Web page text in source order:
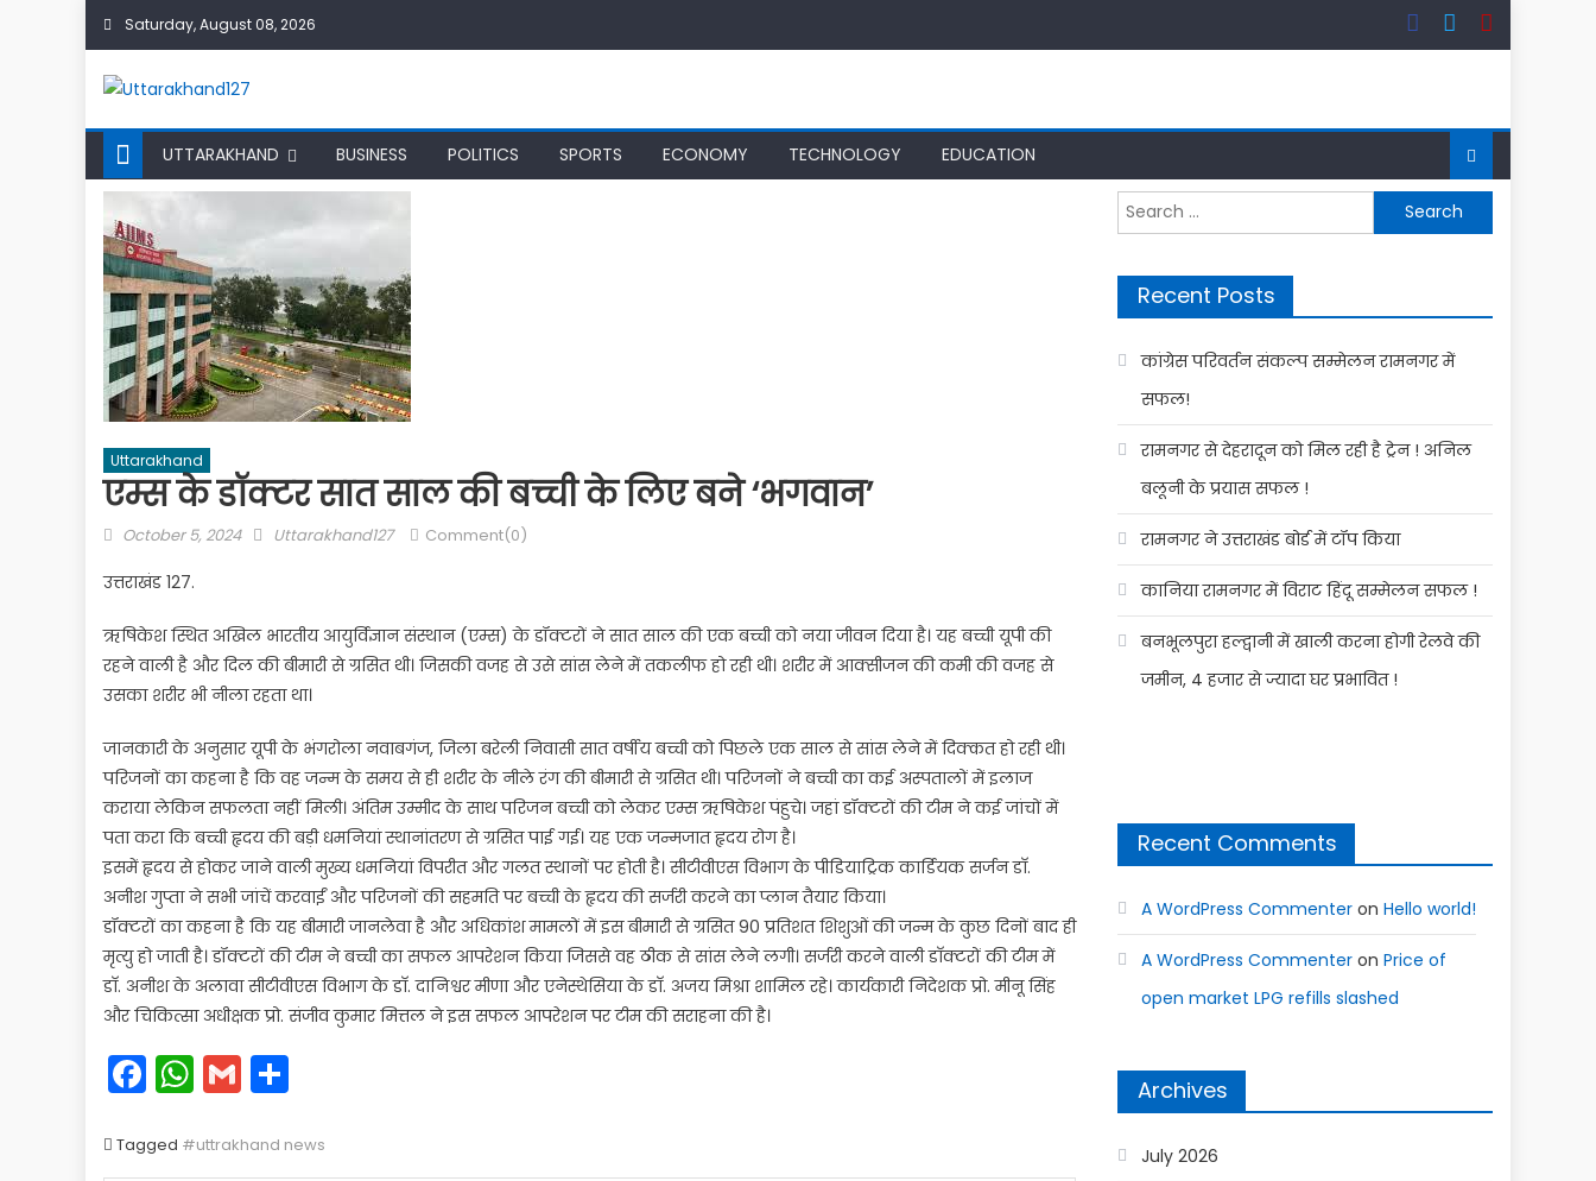
Skip
content
Saturday, August 08, 2026
UTTARAKHAND BUSINESS POLITICS SPORTS ECONOMY TECHNOLOGY EDUCATION
Uttarakhand
एम्स के डॉक्टर सात साल की बच्ची के लिए बने ‘भगवान’
Posted
October 5, 2024 Author
Uttarakhand127 Comment(0)
उत्तराखंड 127.
ऋषिकेश स्थित अखिल भारतीय आयुर्विज्ञान संस्थान (एम्स) के डॉक्टरों ने सात साल की एक बच्ची को नया जीवन दिया है। यह बच्ची यूपी की
रहने वाली है और दिल की बीमारी से ग्रसित थी। जिसकी वजह से उसे सांस लेने में तकलीफ हो रही थी। शरीर में आक्सीजन की कमी की वजह से
उसका शरीर भी नीला रहता था।
जानकारी के अनुसार यूपी के भंगरोला नवाबगंज, जिला बरेली निवासी सात वर्षीय बच्ची को पिछले एक साल से सांस लेने में दिक्कत हो रही थी।
परिजनों का कहना है कि वह जन्म के समय से ही शरीर के नीले रंग की बीमारी से ग्रसित थी। परिजनों ने बच्ची का कई अस्पतालों में इलाज
कराया लेकिन सफलता नहीं मिली। अंतिम उम्मीद के साथ परिजन बच्ची को लेकर एम्स ऋषिकेश पंहुचे। जहां डॉक्टरों की टीम ने कई जांचों में
पता करा कि बच्ची हृदय की बड़ी धमनियां स्थानांतरण से ग्रसित पाई गई। यह एक जन्मजात हृदय रोग है।
इसमें हृदय से होकर जाने वाली मुख्य धमनियां विपरीत और गलत स्थानों पर होती है। सीटीवीएस विभाग के पीडियाट्रिक कार्डियक सर्जन डाॅ.
अनीश गुप्ता ने सभी जांचें करवाईं और परिजनों की सहमति पर बच्ची के हृदय की सर्जरी करने का प्लान तैयार किया।
डॉक्टरों का कहना है कि यह बीमारी जानलेवा है और अधिकांश मामलों में इस बीमारी से ग्रसित 90 प्रतिशत शिशुओं की जन्म के कुछ दिनों बाद ही
मृत्यु हो जाती है। डॉक्टरों की टीम ने बच्ची का सफल आपरेशन किया जिससे वह ठीक से सांस लेने लगी। सर्जरी करने वाली डाॅक्टरों की टीम में
डाॅ. अनीश के अलावा सीटीवीएस विभाग के डाॅ. दानिश्वर मीणा और एनेस्थेसिया के डाॅ. अजय मिश्रा शामिल रहे। कार्यकारी निदेशक प्रो. मीनू सिंह
और चिकित्सा अधीक्षक प्रो. संजीव कुमार मित्तल ने इस सफल आपरेशन पर टीम की सराहना की है।
Facebook
WhatsApp
Gmail
Tagged #uttrakhand news
Search
for:
Recent Posts
कांग्रेस परिवर्तन संकल्प सम्मेलन रामनगर में
सफल!
रामनगर से देहरादून को मिल रही है ट्रेन ! अनिल
बलूनी के प्रयास सफल !
रामनगर ने उत्तराखंड बोर्ड में टॉप किया
कानिया रामनगर में विराट हिंदू सम्मेलन सफल !
बनभूलपुरा हल्द्वानी में खाली करना होगी रेलवे की
जमीन, 4 हजार से ज्यादा घर प्रभावित !
Recent Comments
A WordPress Commenter onHello world!
A WordPress Commenter onPrice of
open market LPG refills slashed
Archives
July 2026